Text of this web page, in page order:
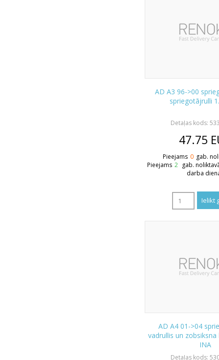
AD A3 96->00
spriegotājrulli
Detaļas kods:
47.75
Pieejams 0 gab.
Pieejams 2 gab.
darba
AD A4 01->04
vadrullis un
INA
Detaļas kods: